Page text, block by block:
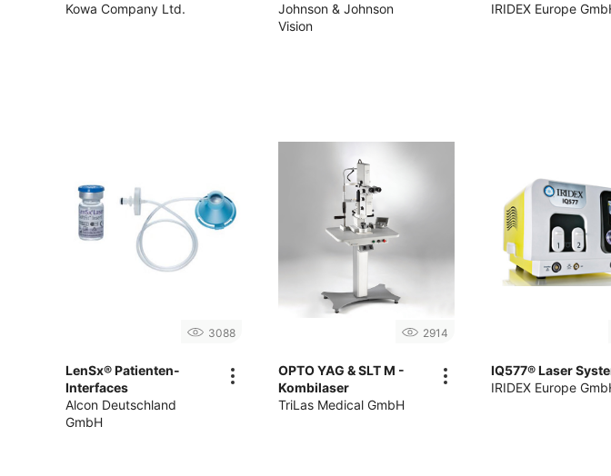
Kowa Company Ltd.
Johnson & Johnson
Vision
IRIDEX Europe
3088
LenSx® Patienten-
Interfaces
Alcon Deutschland
GmbH
2914
OPTO YAG & SLT M -
Kombilaser
TriLas Medical GmbH
IQ577® Laser
IRIDEX Europe